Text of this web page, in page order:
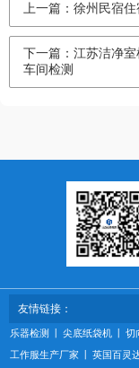
上一篇：徐州民宿
下一篇：江苏洁净
车间检测
友情链接：
乐器检测 尖底纸袋机 切
工作服生产厂家 英国百灵